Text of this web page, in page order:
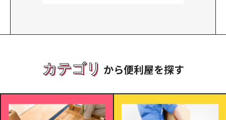
カテゴリ から便利屋を探す